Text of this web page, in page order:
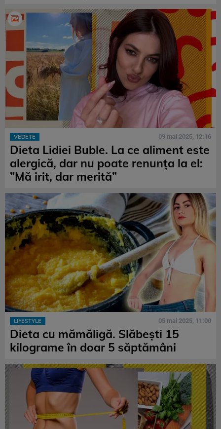
VEDETE 09 mai 2025, 12:16
Dieta Lidiei Buble. La ce aliment este
alergică, dar nu poate renunța la el:
”Mă irit, dar merită”
LIFESTYLE 05 mai 2025, 11:00
Dieta cu mămăligă. Slăbești 15
kilograme în doar 5 săptămâni